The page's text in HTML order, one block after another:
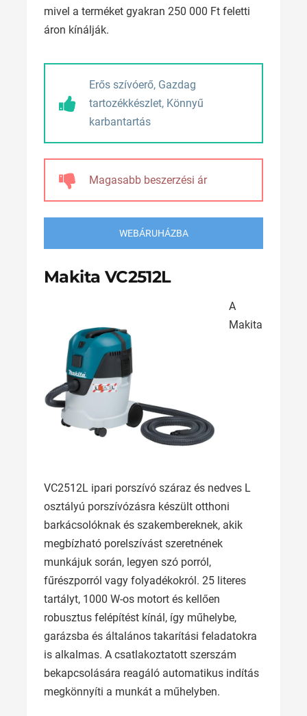
mivel a terméket gyakran 250 000 Ft feletti
áron kínálják.
Erős szívóerő, Gazdag
tartozékkészlet, Könnyű
karbantartás
Magasabb beszerzési ár
WEBÁRUHÁZBA
Makita VC2512L
A
Makita
VC2512L ipari porszívó száraz és nedves L
osztályú porszívózásra készült otthoni
barkácsolóknak és szakembereknek, akik
megbízható porelszívást szeretnének
munkájuk során, legyen szó porról,
fűrészporról vagy folyadékokról. 25 literes
tartályt, 1000 W-os motort és kellően
robusztus felépítést kínál, így műhelybe,
garázsba és általános takarítási feladatokra
is alkalmas. A csatlakoztatott szerszám
bekapcsolására reagáló automatikus indítás
megkönnyíti a munkát a műhelyben.